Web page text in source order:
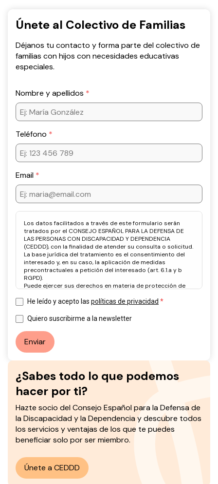
¿Sabes todo lo que podemos
hacer por ti?
Hazte socio delConsejo Español para la Defensa de
la Discapacidad y la Dependencia y descubre todos
los servicios y ventajas de los que te puedes
beneficiar solo por ser miembro.
Únete a CEDDD
Únete al Colectivo de Familias
Déjanos tu contacto y forma parte del colectivo de
familias con hijos con necesidades educativas
especiales.
Nombre y apellidos
Teléfono
Email
Los datos facilitados a través de este formulario serán
tratados por el CONSEJO ESPAÑOL PARA LA DEFENSA DE
LAS PERSONAS CON DISCAPACIDAD Y DEPENDENCIA
(CEDDD), con la finalidad de atender su consulta o solicitud.
La base jurídica del tratamiento es el consentimiento del
interesado y, en su caso, la aplicación de medidas
precontractuales a petición del interesado (art. 6.1.a y b
RGPD).
Puede ejercer sus derechos en materia de protección de
Más información en nuestra Política de Privacidad.
He leído y acepto las políticas de privacidad
Quiero suscribirme a la newsletter
Enviar